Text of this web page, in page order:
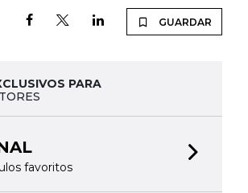
GUARDAR
PARA
favoritos